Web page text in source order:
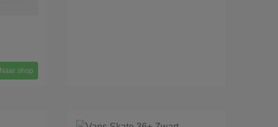
Naar shop